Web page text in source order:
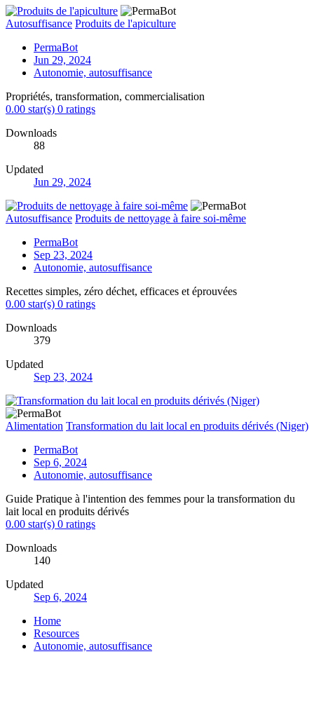
Autosuffisance Produits de l'apiculture
PermaBot
Jun 29, 2024
Autonomie, autosuffisance
Propriétés, transformation, commercialisation
0.00 star(s) 0 ratings
Downloads
88
Updated
Jun 29, 2024
Autosuffisance Produits de nettoyage à faire soi-même
PermaBot
Sep 23, 2024
Autonomie, autosuffisance
Recettes simples, zéro déchet, efficaces et éprouvées
0.00 star(s) 0 ratings
Downloads
379
Updated
Sep 23, 2024
Alimentation Transformation du lait local en produits dérivés (Niger)
PermaBot
Sep 6, 2024
Autonomie, autosuffisance
Guide Pratique à l'intention des femmes pour la transformation du
lait local en produits dérivés
0.00 star(s) 0 ratings
Downloads
140
Updated
Sep 6, 2024
Home
Resources
Autonomie, autosuffisance